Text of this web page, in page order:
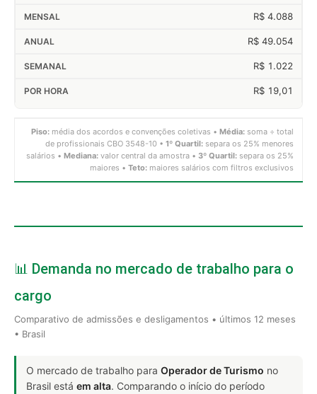
R$ 4.088
R$ 49.054
R$ 1.022
R$ 19,01
Piso: média dos acordos e convenções coletivas • Média: soma ÷ total
de profissionais CBO 3548-10 • 1º Quartil: separa os 25% menores
salários • Mediana: valor central da amostra • 3º Quartil: separa os 25%
maiores • Teto: maiores salários com filtros exclusivos
📊 Demanda no mercado de trabalho para o
cargo
Comparativo de admissões e desligamentos • últimos 12 meses
• Brasil
O mercado de trabalho para Operador de Turismo no
Brasil está em alta. Comparando o início do período